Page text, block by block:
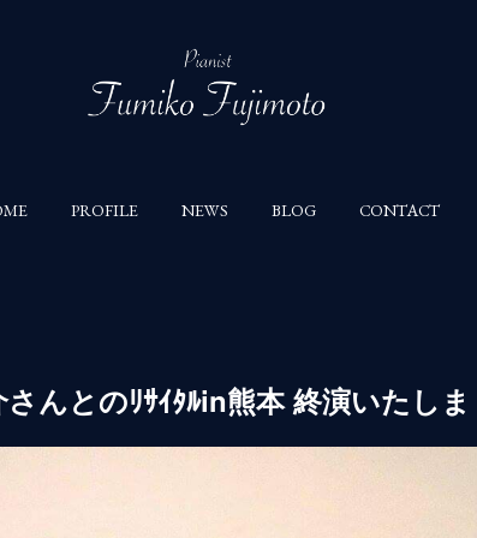
PROFILE NEWS BLOG CONTACT
さんとのﾘｻｲﾀﾙin熊本 終演いたし